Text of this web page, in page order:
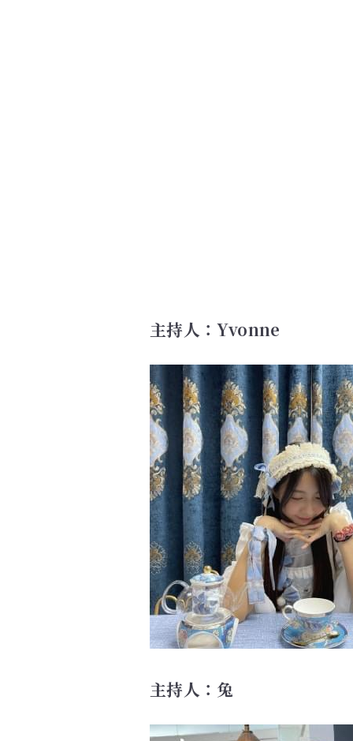
主持人：Yvonne
主持人：兔